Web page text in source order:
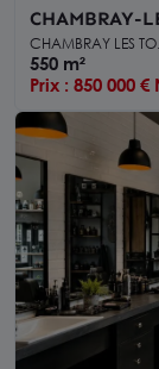
CHAMBRAY-
M²
CHAMBRAY LES
550 m²
Prix : 850 000 €